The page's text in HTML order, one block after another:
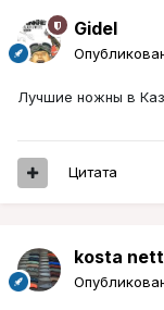
Gidel
Лучшие ножны в
Цитата
kosta nett